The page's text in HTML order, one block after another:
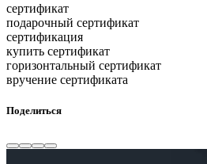
сертификат
подарочный сертификат
сертификация
купить сертификат
горизонтальный сертификат
вручение сертификата
Поделиться